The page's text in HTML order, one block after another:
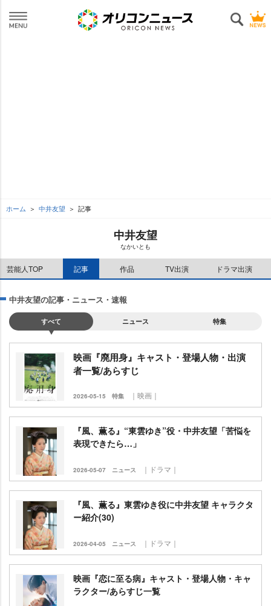
ホーム 中井友望 記事
中井友望
なかいとも
芸能人TOP 記事 作品 TV出演 ドラマ出演
中井友望の記事・ニュース・速報
すべて ニュース 特集
映画『廃用身』キャスト・登場人物・出演
者一覧/あらすじ
2026-05-15 特集 ｜映画｜
『風、薫る』“東雲ゆき”役・中井友望「苦悩を
表現できたら…」
2026-05-07 ニュース ｜ドラマ｜
『風、薫る』東雲ゆき役に中井友望 キャラクタ
ー紹介(30)
2026-04-05 ニュース ｜ドラマ｜
映画『恋に至る病』キャスト・登場人物・キャ
ラクター/あらすじ一覧